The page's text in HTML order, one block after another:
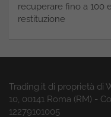
recuperare fino a 100
restituzione
Trading.it di proprietà di
10, 00141 Roma (RM) -
12279101005